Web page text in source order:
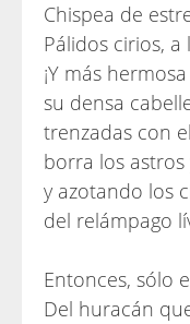
Chispea de
Pálidos cirios,
¡Y más
su densa
trenzadas con
borra los
y azotando los
del relámpago
Entonces, sólo
Del huracán